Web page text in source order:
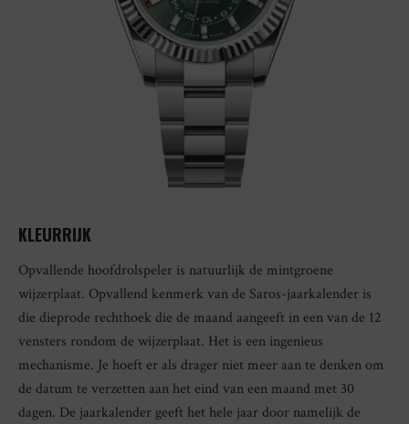
KLEURRIJK
Opvallende hoofdrolspeler is natuurlijk de mintgroene
wijzerplaat. Opvallend kenmerk van de Saros-jaarkalender is
die dieprode rechthoek die de maand aangeeft in een van de 12
vensters rondom de wijzerplaat. Het is een ingenieus
mechanisme. Je hoeft er als drager niet meer aan te denken om
de datum te verzetten aan het eind van een maand met 30
dagen. De jaarkalender geeft het hele jaar door namelijk de